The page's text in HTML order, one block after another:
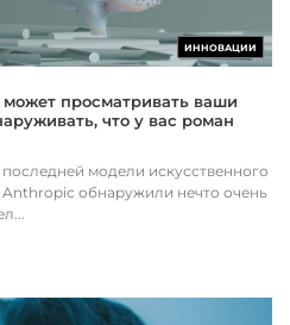
ИННОВАЦИИ
просматривать ваши
что у вас роман
модели искусственного
Anthropic обнаружили нечто очень